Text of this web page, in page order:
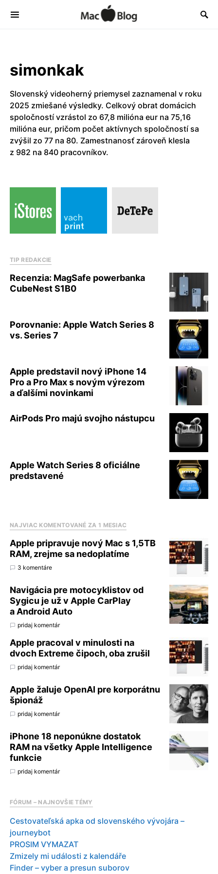
simonkak
Slovenský videoherný priemysel zaznamenal v roku
2025 zmiešané výsledky. Celkový obrat domácich
spoločností vzrástol zo 67,8 milióna eur na 75,16
milióna eur, pričom počet aktívnych spoločností sa
zvýšil zo 77 na 80. Zamestnanosť zároveň klesla
z 982 na 840 pracovníkov.
TIP REDAKCIE
Recenzia: MagSafe powerbanka
CubeNest S1B0
Porovnanie: Apple Watch Series 8
vs. Series 7
Apple predstavil nový iPhone 14
Pro a Pro Max s novým výrezom
a ďalšími novinkami
AirPods Pro majú svojho nástupcu
Apple Watch Series 8 oficiálne
predstavené
NAJVIAC KOMENTOVANÉ ZA 1 MESIAC
Apple pripravuje nový Mac s 1,5TB
RAM, zrejme sa nedoplatíme
3 komentáre
Navigácia pre motocyklistov od
Sygicu je už v Apple CarPlay
a Android Auto
pridaj komentár
Apple pracoval v minulosti na
dvoch Extreme čipoch, oba zrušil
pridaj komentár
Apple žaluje OpenAI pre korporátnu
špionáž
pridaj komentár
iPhone 18 neponúkne dostatok
RAM na všetky Apple Intelligence
funkcie
pridaj komentár
FÓRUM – NAJNOVŠIE TÉMY
Cestovateľská apka od slovenského vývojára –
journeybot
PROSIM VYMAZAT
Zmizely mi události z kalendáře
Finder – vyber a presun suborov